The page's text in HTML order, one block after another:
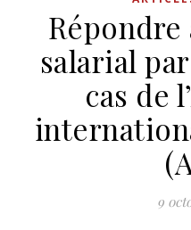
salarial
cas de
9